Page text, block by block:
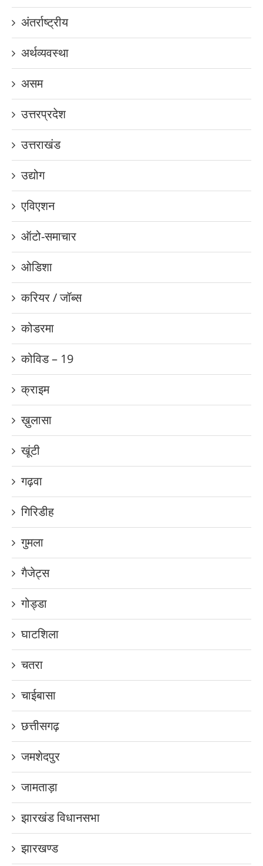
अंतर्राष्ट्रीय
अर्थव्यवस्था
असम
उत्तरप्रदेश
उत्तराखंड
उद्योग
एविएशन
ऑटो-समाचार
ओडिशा
करियर / जॉब्स
कोडरमा
कोविड – 19
क्राइम
ख़ुलासा
खूंटी
गढ़वा
गिरिडीह
गुमला
गैजेट्स
गोड्डा
घाटशिला
चतरा
चाईबासा
छत्तीसगढ़
जमशेदपुर
जामताड़ा
झारखंड विधानसभा
झारखण्ड